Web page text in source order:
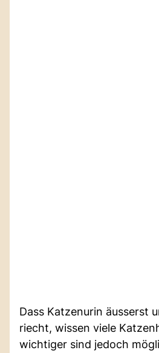
Dass Katzenurin äusserst
riecht, wissen viele
wichtiger sind jedoch